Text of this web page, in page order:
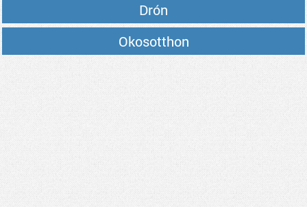
Drón
Okosotthon